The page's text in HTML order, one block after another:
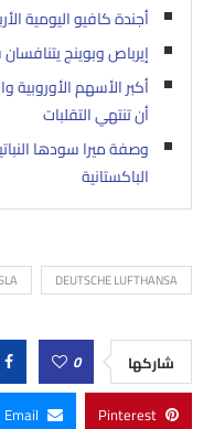
أجندة كافيو اليومية الأربعاء ١٩
إيرباص وبوينج
أكبر الأسهم
أن تنتهي التقلبات
وصفة ميرا سودها
الباكستانية
DEUTSCHE LUFTHANSA
شاركها 0
Pinterest
Email